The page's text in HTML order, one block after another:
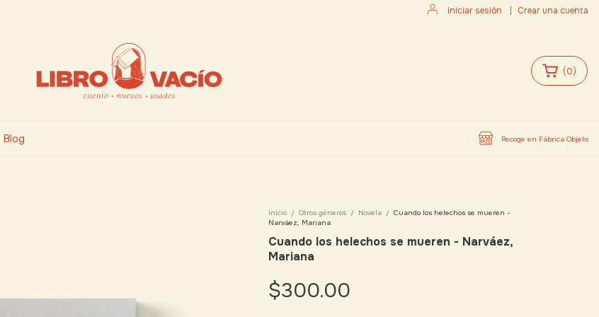
Iniciar sesión Crear una cuenta
(0)
Blog Recoge en Fábrica Objeto
Inicio / Otros géneros / Novela / Cuando los helechos se mueren -
Narváez, Mariana
Cuando los helechos se mueren - Narváez,
Mariana
$300.00